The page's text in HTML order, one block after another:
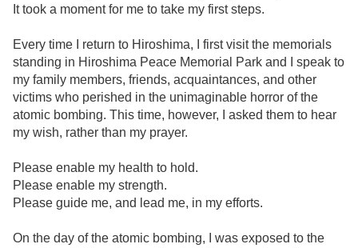
It took a moment for me to take my first steps.
Every time I return to Hiroshima, I first visit the memorials
standing in Hiroshima Peace Memorial Park and I speak to
my family members, friends, acquaintances, and other
victims who perished in the unimaginable horror of the
atomic bombing. This time, however, I asked them to hear
my wish, rather than my prayer.
Please enable my health to hold.
Please enable my strength.
Please guide me, and lead me, in my efforts.
On the day of the atomic bombing, I was exposed to the